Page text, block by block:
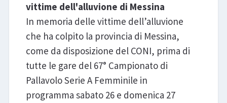
vittime dell'alluvione di Messina
In memoria delle vittime dell’alluvione
che ha colpito la provincia di Messina,
come da disposizione del CONI, prima di
tutte le gare del 67° Campionato di
Pallavolo Serie A Femminile in
programma sabato 26 e domenica 27